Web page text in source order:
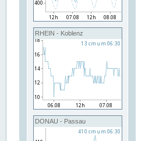
RHEIN - Koblenz
DONAU - Passau